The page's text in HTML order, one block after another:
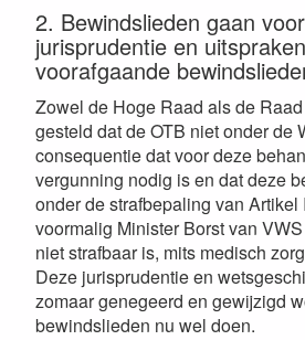
2. Bewindslieden gaan
jurisprudentie en
voorafgaande
Zowel de Hoge Raad als de
gesteld dat de OTB niet onder de
consequentie dat voor deze
vergunning nodig is en dat deze
onder de strafbepaling van Artikel
voormalig Minister Borst van
niet strafbaar is, mits medisch
Deze jurisprudentie en
zomaar genegeerd en gewijzigd
bewindslieden nu wel doen.